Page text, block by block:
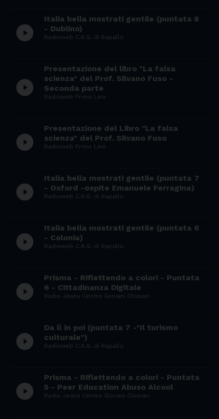
play_circle_filled
Italia bella mostrati gentile (puntata 8
- Dublino)
Radioweb C.A.G. di Rapallo
play_circle_filled
Presentazione del libro "La falsa
scienza" del Prof. Silvano Fuso -
Seconda parte
Radioweb Primo Levi
play_circle_filled
Presentazione del Libro "La falsa
scienza" del Prof. Silvano Fuso
Radioweb Primo Levi
play_circle_filled
Italia bella mostrati gentile (puntata 7
- Oxford -ospite Emanuele Ferragina)
Radioweb C.A.G. di Rapallo
play_circle_filled
Italia bella mostrati gentile (puntata 6
- Colonia)
Radioweb C.A.G. di Rapallo
play_circle_filled
Prisma - Riflettendo a colori - Puntata
6 - Cittadinanza Digitale
Radio Jeans Centro Giovani Chiavari
play_circle_filled
Da lì in poi (puntata 7 -"Il turismo
culturale")
Radioweb C.A.G. di Rapallo
play_circle_filled
Prisma - Riflettendo a colori - Puntata
5 - Peer Education Abuso Alcool
Radio Jeans Centro Giovani Chiavari